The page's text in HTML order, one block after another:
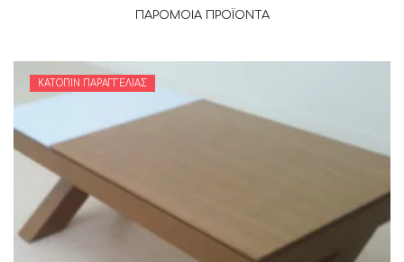
ΠΑΡΌΜΟΙΑ ΠΡΟΪΌΝΤΑ
ΚΑΤΌΠΙΝ ΠΑΡΑΓΓΕΛΊΑΣ